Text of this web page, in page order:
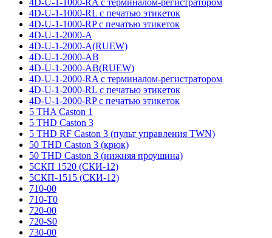
4D-U-1-1000-RA с терминалом-регистратором
4D-U-1-1000-RL с печатью этикеток
4D-U-1-1000-RP с печатью этикеток
4D-U-1-2000-A
4D-U-1-2000-A(RUEW)
4D-U-1-2000-AB
4D-U-1-2000-AB(RUEW)
4D-U-1-2000-RA с терминалом-регистратором
4D-U-1-2000-RL с печатью этикеток
4D-U-1-2000-RP с печатью этикеток
5 THA Caston 1
5 THD Caston 3
5 THD RF Caston 3 (пульт управления TWN)
50 THD Caston 3 (крюк)
50 THD Caston 3 (нижняя проушина)
5СКП 1520 (СКИ-12)
5СКП-1515 (СКИ-12)
710-00
710-T0
720-00
720-S0
730-00